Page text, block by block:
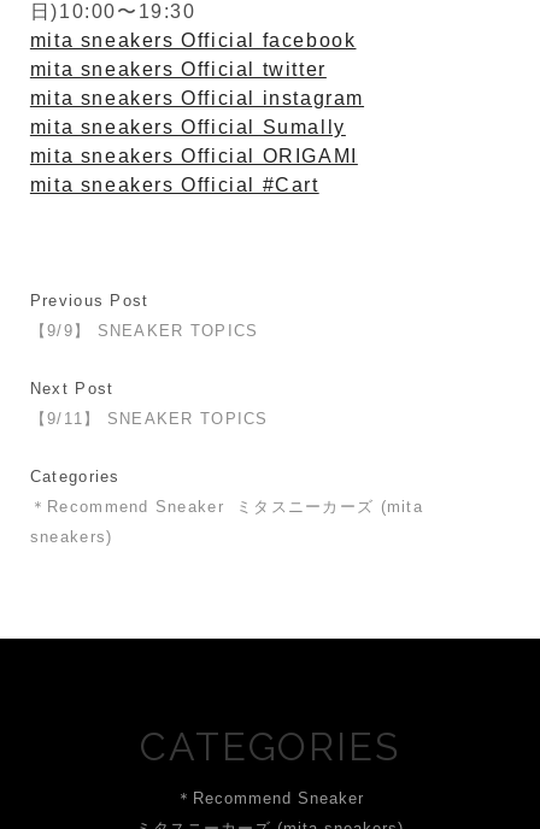
日)10:00〜19:30
mita sneakers Official facebook
mita sneakers Official twitter
mita sneakers Official instagram
mita sneakers Official Sumally
mita sneakers Official ORIGAMI
mita sneakers Official #Cart
Previous Post
【9/9】 SNEAKER TOPICS
Next Post
【9/11】 SNEAKER TOPICS
Categories
＊Recommend Sneaker
ミタスニーカーズ (mita
sneakers)
CATEGORIES
＊Recommend Sneaker